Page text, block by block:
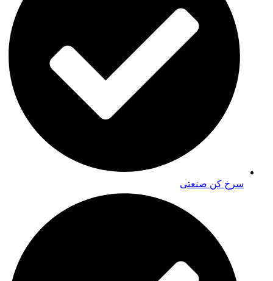
سرخ کن صنعتی